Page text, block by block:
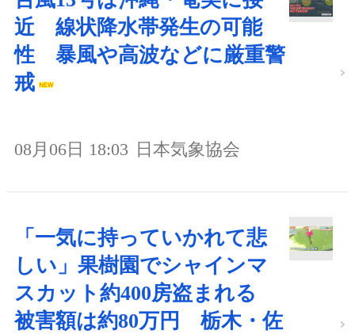
近 線状降水帯発生の可能
性 暴風や高波などに厳重警
戒
08月06日 18:03 日本気象協会
「一気に持っていかれて悲
しい」果樹園でシャインマ
スカット約400房盗まれる
被害額は約80万円 栃木・佐